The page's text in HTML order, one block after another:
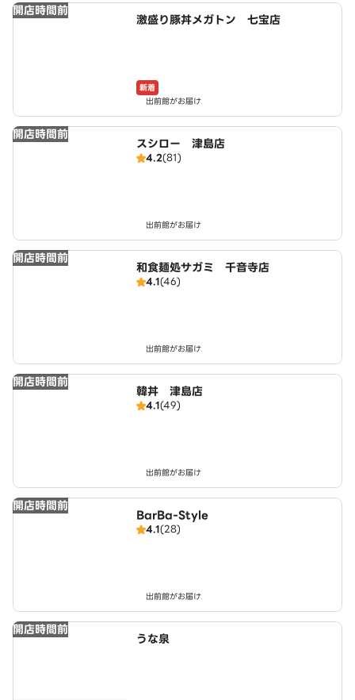
開店時間前
激盛り豚丼メガトン 七宝店
新着
出前館がお届け
開店時間前
スシロー 津島店
4.2(81)
出前館がお届け
開店時間前
和食麺処サガミ 千音寺店
4.1(46)
出前館がお届け
開店時間前
韓丼 津島店
4.1(49)
出前館がお届け
開店時間前
BarBa-Style
4.1(28)
出前館がお届け
開店時間前
うな泉